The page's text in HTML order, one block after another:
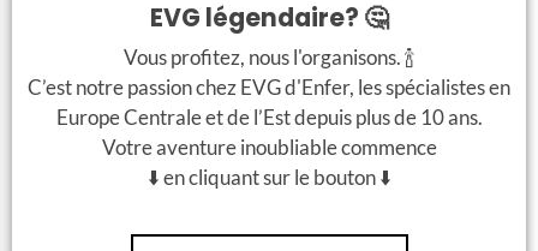
+
€ 38 / personne
Transfert aéroport
aller en Hummer H2
€ 63 / personne
Transfert aéroport
aller en Mercedes G-
Class Brabus avec
EVG légendaire? 🤔
Vous profitez, nous l'organisons. 🍾
C’est notre passion chez EVG d'Enfer, les spécialistes en
Europe Centrale et de l’Est depuis plus de 10 ans.
Votre aventure inoubliable commence
⬇️ en cliquant sur le bouton ⬇️